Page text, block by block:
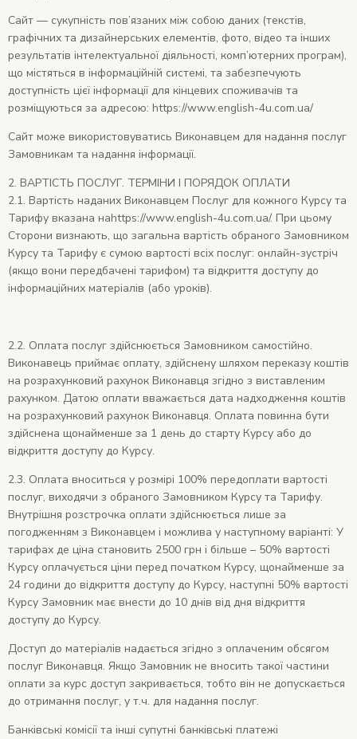
Сайт — сукупність пов’язаних між собою даних (текстів,
графічних та дизайнерських елементів, фото, відео та інших
результатів інтелектуальної діяльності, комп’ютерних програм),
що містяться в інформаційній системі, та забезпечують
доступність цієї інформації для кінцевих споживачів та
розміщуються за адресою: https://www.english-4u.com.ua/
Сайт може використовуватись Виконавцем для надання послуг
Замовникам та надання інформації.
2. ВАРТІСТЬ ПОСЛУГ. ТЕРМІНИ І ПОРЯДОК ОПЛАТИ
2.1. Вартість наданих Виконавцем Послуг для кожного Курсу та
Тарифу вказана наhttps://www.english-4u.com.ua/. При цьому
Сторони визнають, що загальна вартість обраного Замовником
Курсу та Тарифу є сумою вартості всіх послуг: онлайн-зустріч
(якщо вони передбачені тарифом) та відкриття доступу до
інформаційних матеріалів (або уроків).
2.2. Оплата послуг здійснюється Замовником самостійно.
Виконавець приймає оплату, здійснену шляхом переказу коштів
на розрахунковий рахунок Виконавця згідно з виставленим
рахунком. Датою оплати вважається дата надходження коштів
на розрахунковий рахунок Виконавця. Оплата повинна бути
здійснена щонайменше за 1 день до старту Курсу або до
відкриття доступу до Курсу.
2.3. Оплата вноситься у розмірі 100% передоплати вартості
послуг, виходячи з обраного Замовником Курсу та Тарифу.
Внутрішня розстрочка оплати здійснюється лише за
погодженням з Виконавцем і можлива у наступному варіанті: У
тарифах де ціна становить 2500 грн і більше – 50% вартості
Курсу оплачується ціни перед початком Курсу, щонайменше за
24 години до відкриття доступу до Курсу, наступні 50% вартості
Курсу Замовник має внести до 10 днів від дня відкриття
доступу до Курсу.
Доступ до матеріалів надається згідно з оплаченим обсягом
послуг Виконавця. Якщо Замовник не вносить такої частини
оплати за курс доступ закривається, тобто він не допускається
до отримання послуг, у т.ч. для надання послуг.
Банківські комісії та інші супутні банківські платежі